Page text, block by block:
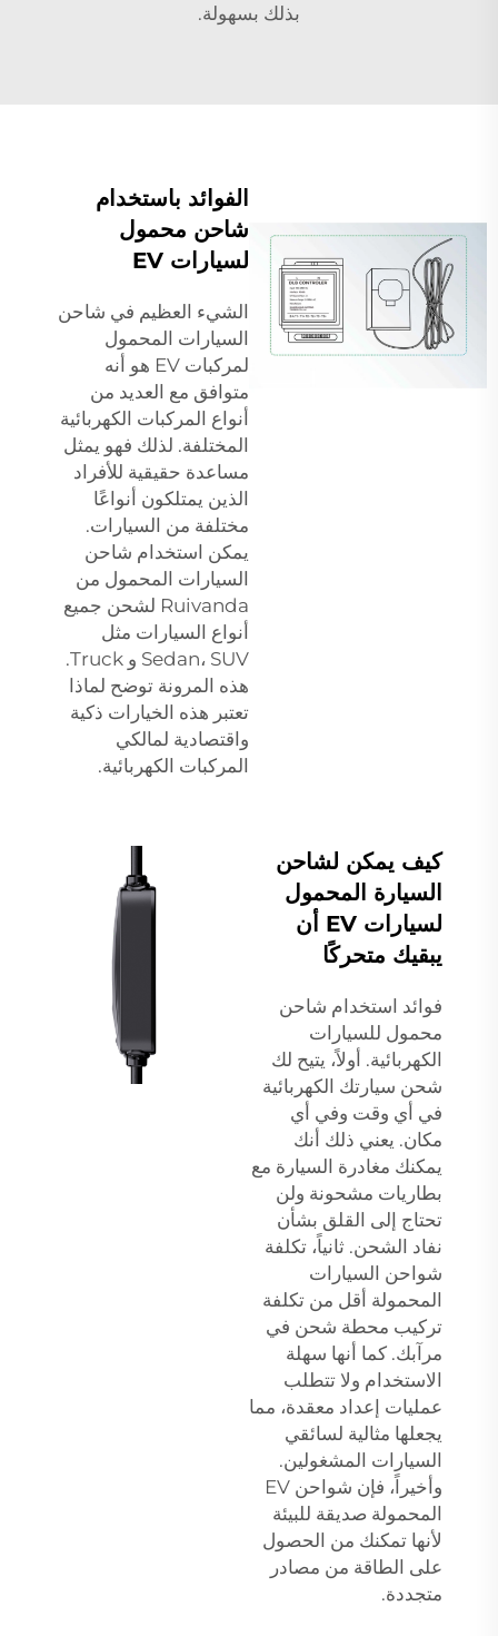
بذلك بسهولة.
الفوائد باستخدام
شاحن محمول
لسيارات EV
الشيء العظيم في شاحن
السيارات المحمول
لمركبات EV هو أنه
متوافق مع العديد من
أنواع المركبات الكهربائية
المختلفة. لذلك فهو يمثل
مساعدة حقيقية للأفراد
الذين يمتلكون أنواعًا
مختلفة من السيارات.
يمكن استخدام شاحن
السيارات المحمول من
Ruivanda لشحن جميع
أنواع السيارات مثل
Sedan، SUV و Truck.
هذه المرونة توضح لماذا
تعتبر هذه الخيارات ذكية
واقتصادية لمالكي
المركبات الكهربائية.
كيف يمكن لشاحن
السيارة المحمول
لسيارات EV أن
يبقيك متحركًا
فوائد استخدام شاحن
محمول للسيارات
الكهربائية. أولاً، يتيح لك
شحن سيارتك الكهربائية
في أي وقت وفي أي
مكان. يعني ذلك أنك
يمكنك مغادرة السيارة مع
بطاريات مشحونة ولن
تحتاج إلى القلق بشأن
نفاد الشحن. ثانياً، تكلفة
شواحن السيارات
المحمولة أقل من تكلفة
تركيب محطة شحن في
مرآبك. كما أنها سهلة
الاستخدام ولا تتطلب
عمليات إعداد معقدة، مما
يجعلها مثالية لسائقي
السيارات المشغولين.
وأخيراً، فإن شواحن EV
المحمولة صديقة للبيئة
لأنها تمكنك من الحصول
على الطاقة من مصادر
متجددة.